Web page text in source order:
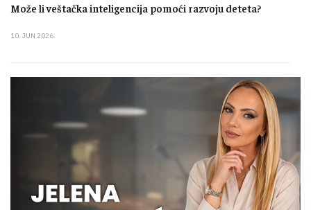
Može li veštačka inteligencija pomoći razvoju deteta?
10. JUN 2026.